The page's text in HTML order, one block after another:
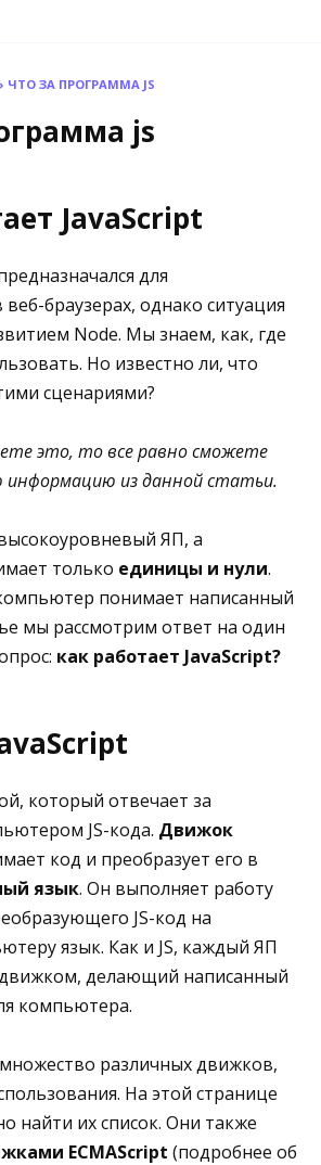
ЧТО ЗА ПРОГРАММА JS
js
JavaScript
для
браузерах, однако ситуация
Node. Мы знаем, как, где
Но известно ли, что
сценариями?
это, то все равно сможете
информацию из данной статьи.
ЯП, а
только единицы и нули.
понимает написанный
мы рассмотрим ответ на один
как работает JavaScript?
который отвечает за
JS-кода. Движок
код и преобразует его в
язык. Он выполняет работу
JS-код на
язык. Как и JS, каждый ЯП
делающий написанный
компьютера.
множество различных движков,
На этой странице
найти их список. Они также
ECMAScript (подробнее об